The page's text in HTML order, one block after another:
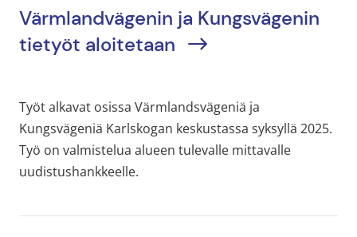
Värmlandvägenin ja Kungsvägenin
tietyöt aloitetaan
Työt alkavat osissa Värmlandsvägeniä ja
Kungsvägeniä Karlskogan keskustassa syksyllä 2025.
Työ on valmistelua alueen tulevalle mittavalle
uudistushankkeelle.